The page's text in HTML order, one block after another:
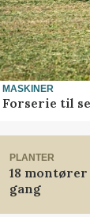
MASKINER
Forserie til
PLANTER
18
gang